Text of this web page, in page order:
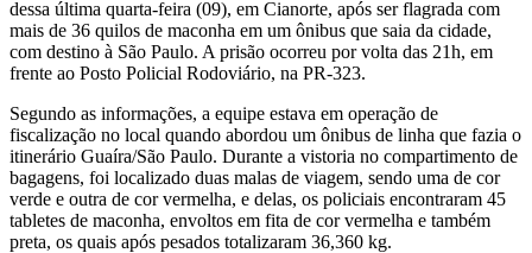
dessa última quarta-feira (09), em Cianorte, após ser flagrada com
mais de 36 quilos de maconha em um ônibus que saia da cidade,
com destino à São Paulo. A prisão ocorreu por volta das 21h, em
frente ao Posto Policial Rodoviário, na PR-323.
Segundo as informações, a equipe estava em operação de
fiscalização no local quando abordou um ônibus de linha que fazia o
itinerário Guaíra/São Paulo. Durante a vistoria no compartimento de
bagagens, foi localizado duas malas de viagem, sendo uma de cor
verde e outra de cor vermelha, e delas, os policiais encontraram 45
tabletes de maconha, envoltos em fita de cor vermelha e também
preta, os quais após pesados totalizaram 36,360 kg.